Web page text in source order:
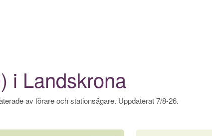
i Landskrona
av förare och stationsägare. Uppdaterat 7/8-26.